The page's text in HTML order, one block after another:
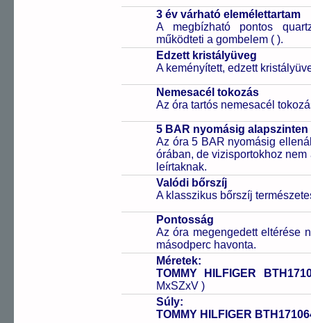
3 év várható elemélettartam
A megbízható pontos
működteti a gombelem ( ).
Edzett kristályüveg
A keményített, edzett
Nemesacél tokozás
Az óra tartós nemesacél
5 BAR nyomásig alapszinten
Az óra 5 BAR nyomásig
órában, de vizisportokhoz
leírtaknak.
Valódi bőrszíj
A klasszikus bőrszíj
Pontosság
Az óra megengedett eltérése
másodperc havonta.
Méretek:
TOMMY HILFIGER
MxSZxV )
Súly:
TOMMY HILFIGER